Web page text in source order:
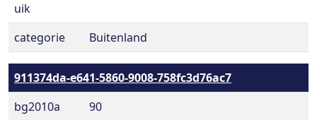
uik
categorie Buitenland
911374da-e641-5860-9008-758fc3d76ac7
bg2010a
90